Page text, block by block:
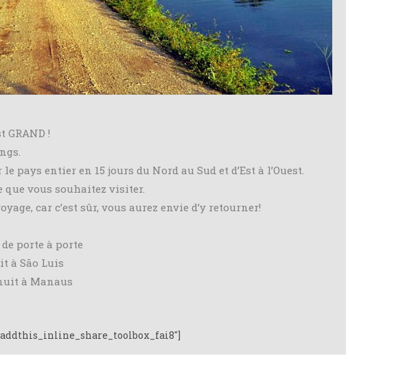
!
entier en 15 jours du Nord au Sud et d’Est à l’Ouest.
vous souhaitez visiter.
car c’est sûr, vous aurez envie d’y retourner!
porte à porte
à São Luis
à Manaus